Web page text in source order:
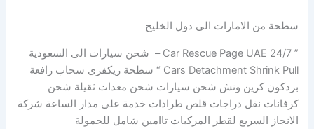
سطحة من الامارات الى دول الخليج
” Car Rescue Page UAE 24/7 – شحن سيارات الى السعودية
Cars Detachment Shrink Pull “ سطحة ريكفري سحاب رافعة
بردكون كرين ونش شحن سيارات شحن معدات ثقيلة شحن
كرفانات نقل دراجات قلص طرادات خدمة على مدار الساعة شركة
الانجاز السريع لقطر المركبات تاامين شامل للحمولة